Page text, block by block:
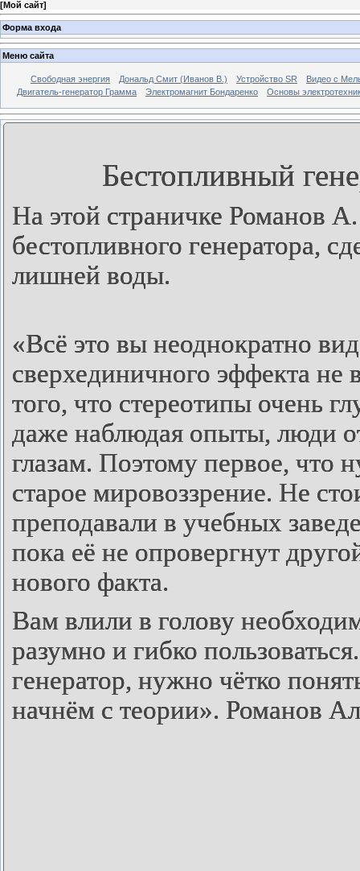
[Мой сайт]
Форма входа
Меню сайта
Свободная энергия Дональд Смит (Иванов В.) Устройство SR
Видео с
Двигатель-генератор Грамма
Электромагнит Бондаренко Основы
Бестопливный
На этой страничке Романов
бестопливного генератора,
лишней воды.
«Всё это вы неоднократно
сверхединичного эффекта не
того, что стереотипы очень
даже наблюдая опыты, люди
глазам. Поэтому первое, что
старое мировоззрение. Не
преподавали в учебных
пока её не опровергнут
нового факта.
Вам влили в голову
разумно и гибко
генератор, нужно чётко
начнём с теории». Романов